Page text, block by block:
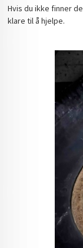
Hvis du ikke finner
klare til å hjelpe.